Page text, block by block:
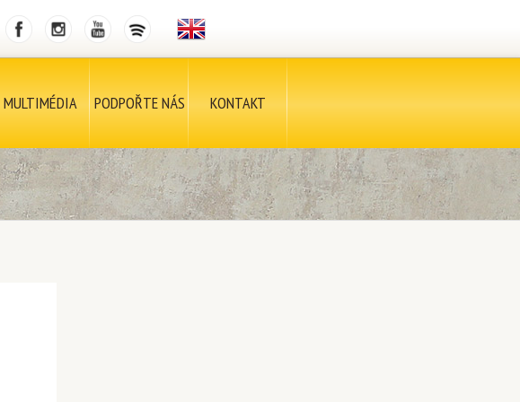
MULTIMÉDIA PODPOŘTE NÁS KONTAKT